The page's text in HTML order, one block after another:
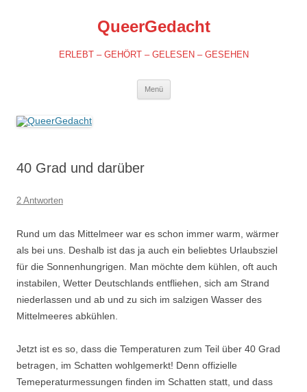
QueerGedacht
ERLEBT – GEHÖRT – GELESEN – GESEHEN
Menü
40 Grad und darüber
2 Antworten
Rund um das Mittelmeer war es schon immer warm, wärmer
als bei uns. Deshalb ist das ja auch ein beliebtes Urlaubsziel
für die Sonnenhungrigen. Man möchte dem kühlen, oft auch
instabilen, Wetter Deutschlands entfliehen, sich am Strand
niederlassen und ab und zu sich im salzigen Wasser des
Mittelmeeres abkühlen.
Jetzt ist es so, dass die Temperaturen zum Teil über 40 Grad
betragen, im Schatten wohlgemerkt! Denn offizielle
Temeperaturmessungen finden im Schatten statt, und dass